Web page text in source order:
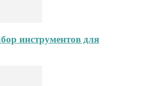
инструментов для